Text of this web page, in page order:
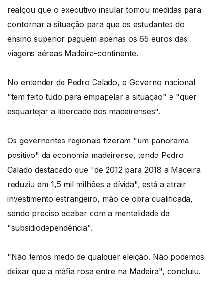
realçou que o executivo insular tomou medidas para
contornar a situação para que os estudantes do
ensino superior paguem apenas os 65 euros das
viagens aéreas Madeira-continente.
No entender de Pedro Calado, o Governo nacional
"tem feito tudo para empapelar a situação" e "quer
esquartejar a liberdade dos madeirenses".
Os governantes regionais fizeram "um panorama
positivo" da economia madeirense, tendo Pedro
Calado destacado que "de 2012 para 2018 a Madeira
reduziu em 1,5 mil milhões a dívida", está a atrair
investimento estrangeiro, mão de obra qualificada,
sendo preciso acabar com a mentalidade da
"subsidiodependência".
"Não temos medo de qualquer eleição. Não podemos
deixar que a máfia rosa entre na Madeira", concluiu.